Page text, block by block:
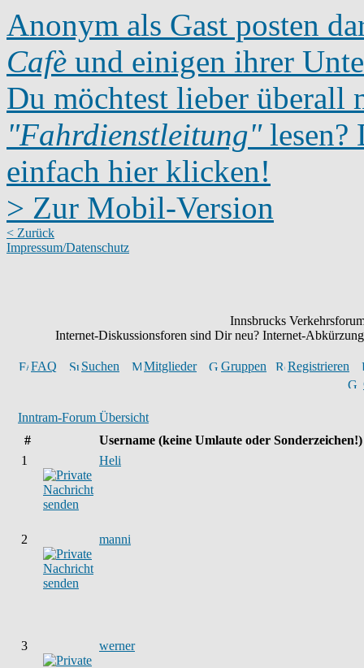
Anonym als Gast posten
Cafè und einigen ihrer
Du möchtest lieber überall
"Fahrdienstleitung"lesen?
einfach hier klicken!
> Zur Mobil-Version
< Zurück
Impressum/Datenschutz
Innsbrucks
Internet-Diskussionsforen sind Dir neu? Internet-
FAQ Suchen Mitglieder Gruppen
Registrieren
Inntram-Forum Übersicht
#
Username (keine Umlaute oder Sonderzeichen!)
1
Heli
2 manni
3 werner